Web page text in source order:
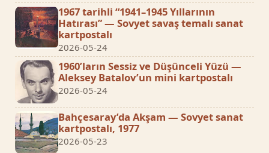
1967 tarihli “1941–1945 Yıllarının
Hatırası” — Sovyet savaş temalı sanat
kartpostalı
2026-05-24
1960’ların Sessiz ve Düşünceli Yüzü —
Aleksey Batalov’un mini kartpostalı
2026-05-24
Bahçesaray’da Akşam — Sovyet sanat
kartpostalı, 1977
2026-05-23